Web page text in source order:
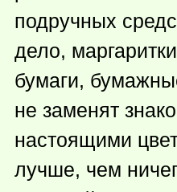
подручных
дело,
бумаги,
не заменят
настоящими
лучше, чем